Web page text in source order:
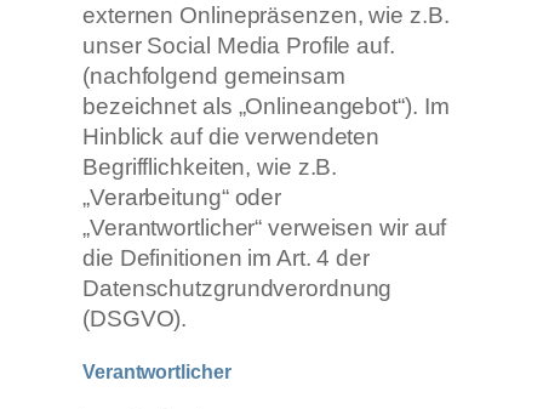
externen Onlinepräsenzen, wie z.B.
unser Social Media Profile auf.
(nachfolgend gemeinsam
bezeichnet als „Onlineangebot“). Im
Hinblick auf die verwendeten
Begrifflichkeiten, wie z.B.
„Verarbeitung“ oder
„Verantwortlicher“ verweisen wir auf
die Definitionen im Art. 4 der
Datenschutzgrundverordnung
(DSGVO).
Verantwortlicher